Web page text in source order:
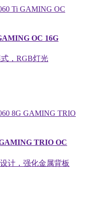
OC 16G
，RGB灯光
TRIO OC
计，强化金属背板